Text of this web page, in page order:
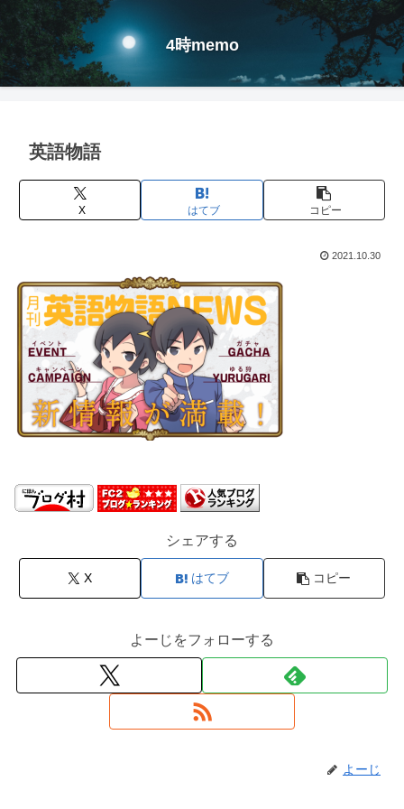
4時memo
英語物語
X はてブ コピー
2021.10.30
シェアする
X はてブ コピー
よーじをフォローする
よーじ